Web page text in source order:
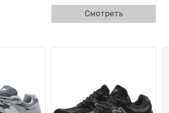
Смотреть